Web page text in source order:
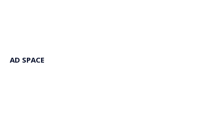
AD SPACE